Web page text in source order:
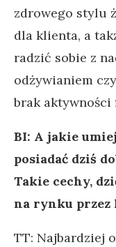
zdrowego stylu
dla klienta, a
radzić sobie z
odżywianiem
brak aktywności
BI: A jakie
posiadać dziś
Takie cechy,
na rynku przez
TT: Najbardziej